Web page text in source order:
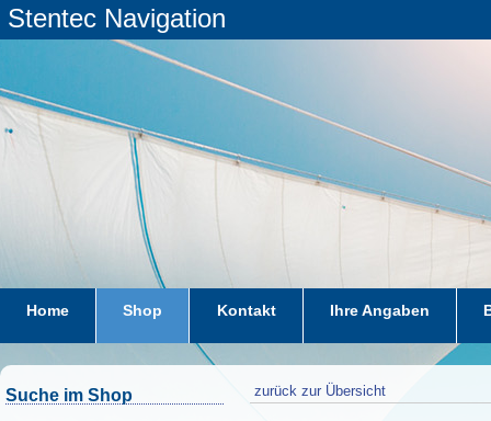
Stentec Navigation
Home Shop Kontakt Ihre Angaben
Suche im Shop zurück zur Übersicht